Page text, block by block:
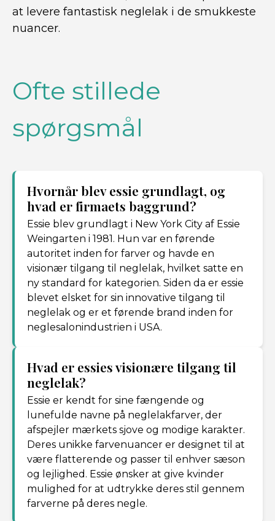
at levere fantastisk neglelak i de smukkeste
nuancer.
Ofte stillede
spørgsmål
Hvornår blev essie grundlagt, og
hvad er firmaets baggrund?
Essie blev grundlagt i New York City af Essie
Weingarten i 1981. Hun var en førende
autoritet inden for farver og havde en
visionær tilgang til neglelak, hvilket satte en
ny standard for kategorien. Siden da er essie
blevet elsket for sin innovative tilgang til
neglelak og er et førende brand inden for
neglesalonindustrien i USA.
Hvad er essies visionære tilgang til
neglelak?
Essie er kendt for sine fængende og
lunefulde navne på neglelakfarver, der
afspejler mærkets sjove og modige karakter.
Deres unikke farvenuancer er designet til at
være flatterende og passer til enhver sæson
og lejlighed. Essie ønsker at give kvinder
mulighed for at udtrykke deres stil gennem
farverne på deres negle.